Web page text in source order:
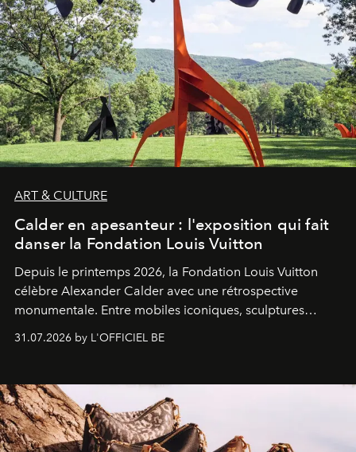
ART & CULTURE
Calder en apesanteur : l'exposition qui fait
danser la Fondation Louis Vuitton
Depuis le printemps 2026, la Fondation Louis Vuitton
célèbre Alexander Calder avec une rétrospective
monumentale. Entre mobiles iconiques, sculptures
monumentales et poésie du mouvement, l'artiste
américain investit les espaces imaginés par Frank Gehry
sculpture.
31.07.2026 by L'OFFICIEL BE